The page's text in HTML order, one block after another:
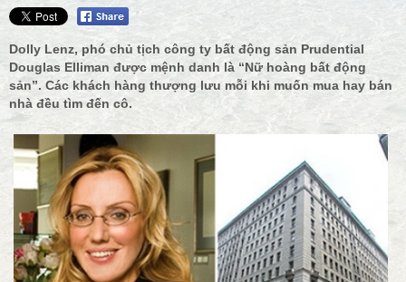
Dolly Lenz, phó chủ tịch công ty bất động sản Prudential
Douglas Elliman được mệnh danh là “Nữ hoàng bất động
sản”. Các khách hàng thượng lưu mỗi khi muốn mua hay bán
nhà đều tìm đến cô.